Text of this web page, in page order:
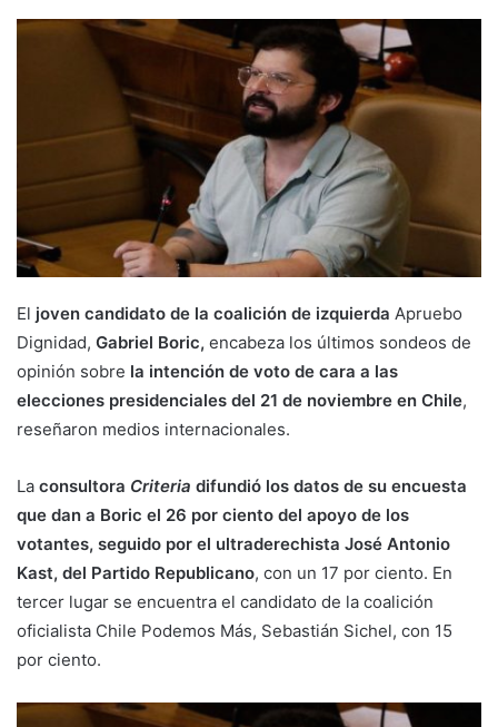
El joven candidato de la coalición de izquierda Apruebo
Dignidad, Gabriel Boric, encabeza los últimos sondeos de
opinión sobre la intención de voto de cara a las
elecciones presidenciales del 21 de noviembre en Chile,
reseñaron medios internacionales.
La consultora Criteria difundió los datos de su encuesta
que dan a Boric el 26 por ciento del apoyo de los
votantes, seguido por el ultraderechista José Antonio
Kast, del Partido Republicano, con un 17 por ciento. En
tercer lugar se encuentra el candidato de la coalición
oficialista Chile Podemos Más, Sebastián Sichel, con 15
por ciento.